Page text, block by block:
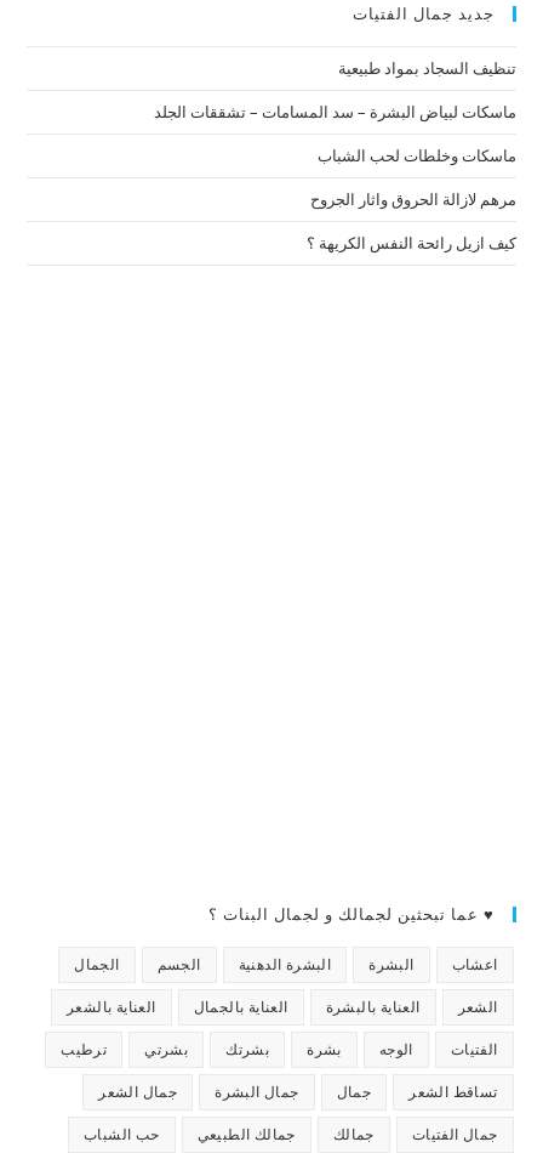
جديد جمال الفتيات
تنظيف السجاد بمواد طبيعية
ماسكات لبياض البشرة – سد المسامات – تشققات الجلد
ماسكات وخلطات لحب الشباب
مرهم لازالة الحروق واثار الجروح
كيف ازيل رائحة النفس الكريهة ؟
♥ عما تبحثين لجمالك و لجمال البنات ؟
اعشاب البشرة البشرة الدهنية الجسم الجمال
الشعر العناية بالبشرة العناية بالجمال العناية بالشعر
الفتيات الوجه بشرة بشرتك بشرتي ترطيب
تساقط الشعر جمال جمال البشرة جمال الشعر
جمال الفتيات جمالك جمالك الطبيعي حب الشباب